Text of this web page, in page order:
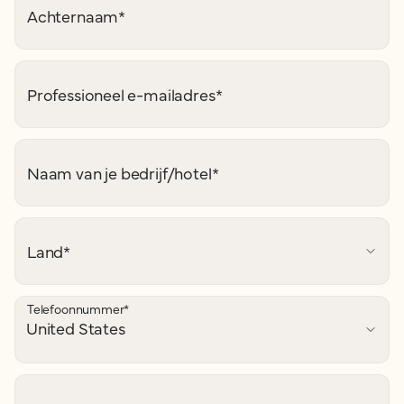
Achternaam*
Professioneel e-mailadres*
Naam van je bedrijf/hotel*
Land*
Telefoonnummer*